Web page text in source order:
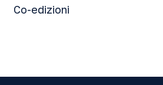
Co-edizioni